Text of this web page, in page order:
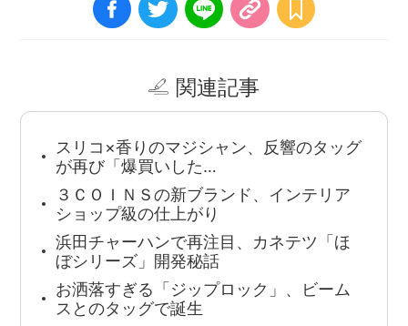
関連記事
スリコ×香りのマジシャン、反響のタッグ
が再び「爆買いした…
３ＣＯＩＮＳの新ブランド、インテリア
ショップ級の仕上がり
浜田チャーハンで再注目、カネテツ「ほ
ぼシリーズ」開発秘話
お洒落すぎる「ジップロック」、ビーム
スとのタッグで誕生